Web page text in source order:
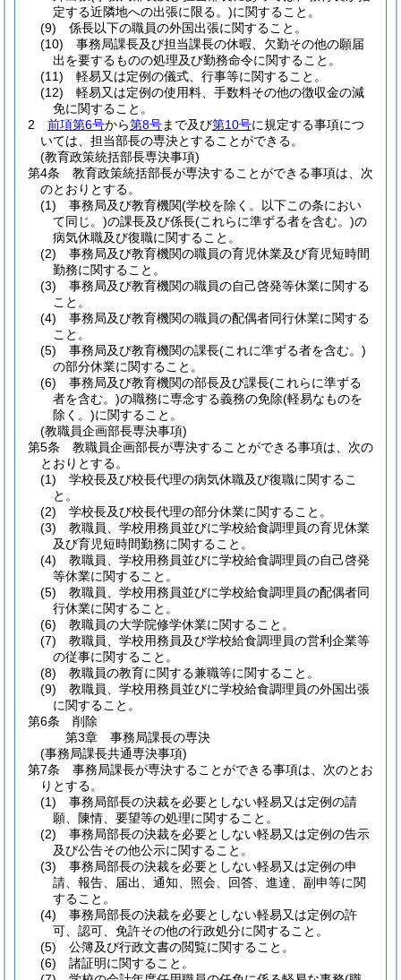
定する近隣地への出張に限る。)に関すること。
(9)
係長以下の職員の外国出張に関すること。
(10)
事務局課長及び担当課長の休暇、欠勤その他の願届
出を要するものの処理及び勤務命令に関すること。
(11)
軽易又は定例の儀式、行事等に関すること。
(12)
軽易又は定例の使用料、手数料その他の徴収金の減
免に関すること。
2
前項第6号から第8号まで及び第10号に規定する事項につ
いては、担当部長の専決とすることができる。
(教育政策統括部長専決事項)
第4条
教育政策統括部長が専決することができる事項は、次
のとおりとする。
(1)
事務局及び教育機関(学校を除く。以下この条におい
て同じ。)の課長及び係長(これらに準ずる者を含む。)の
病気休職及び復職に関すること。
(2)
事務局及び教育機関の職員の育児休業及び育児短時間
勤務に関すること。
(3)
事務局及び教育機関の職員の自己啓発等休業に関する
こと。
(4)
事務局及び教育機関の職員の配偶者同行休業に関する
こと。
(5)
事務局及び教育機関の課長(これに準ずる者を含む。)
の部分休業に関すること。
(6)
事務局及び教育機関の部長及び課長(これらに準ずる
者を含む。)の職務に専念する義務の免除(軽易なものを
除く。)に関すること。
(教職員企画部長専決事項)
第5条
教職員企画部長が専決することができる事項は、次の
とおりとする。
(1)
学校長及び校長代理の病気休職及び復職に関するこ
と。
(2)
学校長及び校長代理の部分休業に関すること。
(3)
教職員、学校用務員並びに学校給食調理員の育児休業
及び育児短時間勤務に関すること。
(4)
教職員、学校用務員並びに学校給食調理員の自己啓発
等休業に関すること。
(5)
教職員、学校用務員並びに学校給食調理員の配偶者同
行休業に関すること。
(6)
教職員の大学院修学休業に関すること。
(7)
教職員、学校用務員及び学校給食調理員の営利企業等
の従事に関すること。
(8)
教職員の教育に関する兼職等に関すること。
(9)
教職員、学校用務員並びに学校給食調理員の外国出張
に関すること。
第6条
削除
第3章
事務局課長の専決
(事務局課長共通専決事項)
第7条
事務局課長が専決することができる事項は、次のとお
りとする。
(1)
事務局部長の決裁を必要としない軽易又は定例の請
願、陳情、要望等の処理に関すること。
(2)
事務局部長の決裁を必要としない軽易又は定例の告示
及び公告その他公示に関すること。
(3)
事務局部長の決裁を必要としない軽易又は定例の申
請、報告、届出、通知、照会、回答、進達、副申等に関
すること。
(4)
事務局部長の決裁を必要としない軽易又は定例の許
可、認可、免許その他の行政処分に関すること。
(5)
公簿及び行政文書の閲覧に関すること。
(6)
諸証明に関すること。